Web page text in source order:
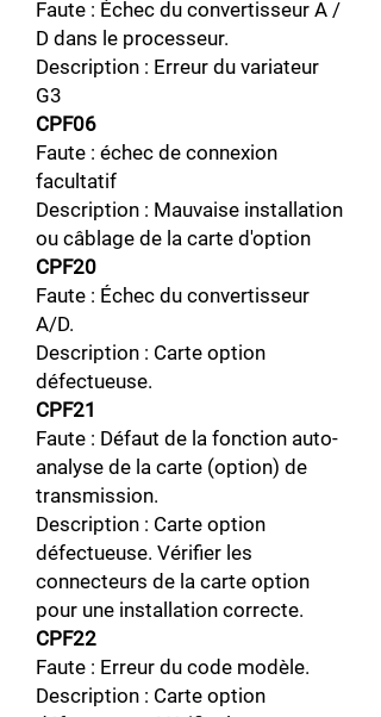
Faute : Échec du convertisseur A /
D dans le processeur.
Description : Erreur du variateur
G3
CPF06
Faute : échec de connexion
facultatif
Description : Mauvaise installation
ou câblage de la carte d'option
CPF20
Faute : Échec du convertisseur
A/D.
Description : Carte option
défectueuse.
CPF21
Faute : Défaut de la fonction auto-
analyse de la carte (option) de
transmission.
Description : Carte option
défectueuse. Vérifier les
connecteurs de la carte option
pour une installation correcte.
CPF22
Faute : Erreur du code modèle.
Description : Carte option